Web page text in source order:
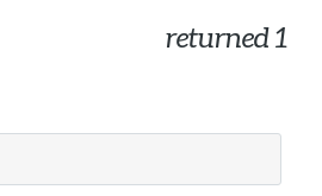
returned 1